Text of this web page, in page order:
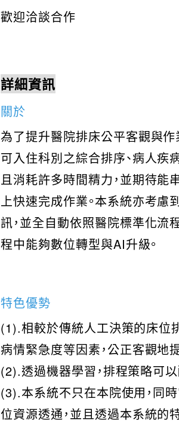
歡迎洽談合作
詳細資訊
關於
為了提升醫院排床公平客觀與
可入住科別之綜合排序、病人疾
且消耗許多時間精力，並期待能
上快速完成作業。本系統亦考慮
訊，並全自動依照醫院標準化流
程中能夠數位轉型與AI升級。
特色優勢
(1).相較於傳統人工決策的床位
病情緊急度等因素，公正客觀地
(2).透過機器學習，排程策略可
(3).本系統不只在本院使用，同
位資源透通，並且透過本系統的